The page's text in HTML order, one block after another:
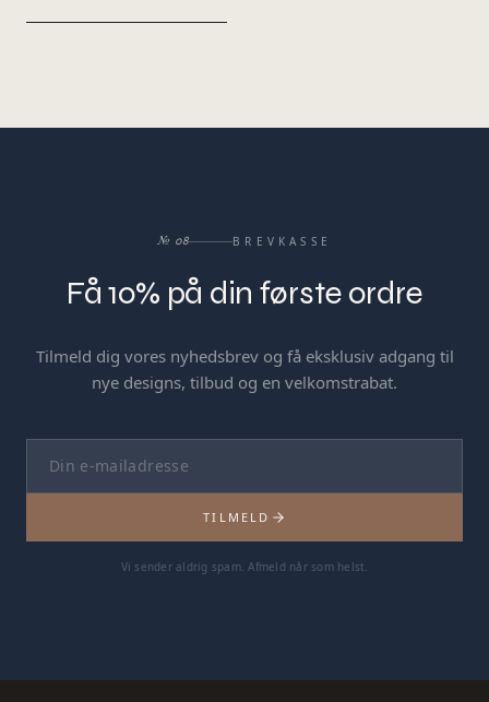
№ 08 BREVKASSE
Få10% på din førsteordre
Tilmeld dig vores nyhedsbrev og få eksklusiv adgang til
nye designs, tilbud og en velkomstrabat.
TILMELD
Vi sender aldrig spam. Afmeld når som helst.